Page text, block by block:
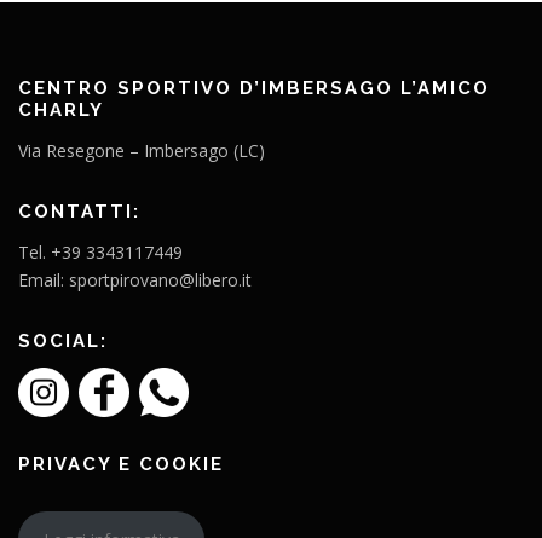
CENTRO SPORTIVO D’IMBERSAGO L’AMICO
CHARLY
Via Resegone – Imbersago (LC)
CONTATTI:
Tel. +39 3343117449
Email: sportpirovano@libero.it
SOCIAL:
PRIVACY E COOKIE